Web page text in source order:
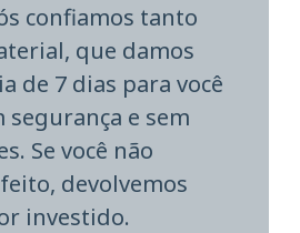
confiamos tanto
que damos
de 7 dias para você
segurança e sem
Se você não
devolvemos
investido.